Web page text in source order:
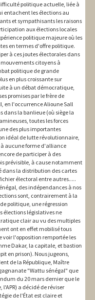
politique actuelle, liée à
entachent les élections au
et sympathisants les raisons
aux élections locales
politique majeure où les
en termes d'offre politique.
à ces joutes électorales dans
citoyens à
politique de grande
en plus croissante sur
à un débat démocratique,
promises par le frère de
en l'occurrence Alioune Sall
dans la banlieue (où siège la
toutes les forces
des plus importantes
idéal de lutte révolutionnaire,
à aucune forme d'alliance
de participer à des
prévisible, à cause notamment
la distribution des cartes
électoral entre autres.....
des indépendances à nos
sont, contrairement à la
politique, une régression
élections législatives ne
clair au vu des multiples
ont en effet mobilisé tous
voir l'opposition remportée les
Dakar, la capitale, et bastion
en prison). Nous jugeons,
de la République, Maître
"Wattu sénégal" que
du 20 mars dernier que le
a décidé de réviser
de l'État est claire et